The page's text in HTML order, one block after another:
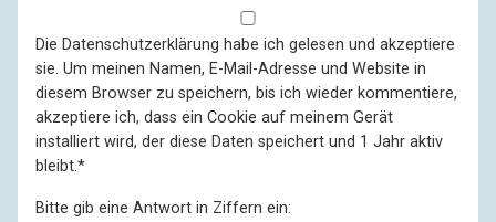
Die Datenschutzerklärung habe ich gelesen und akzeptiere
sie. Um meinen Namen, E-Mail-Adresse und Website in
diesem Browser zu speichern, bis ich wieder kommentiere,
akzeptiere ich, dass ein Cookie auf meinem Gerät
installiert wird, der diese Daten speichert und 1 Jahr aktiv
bleibt.*
Bitte gib eine Antwort in Ziffern ein: